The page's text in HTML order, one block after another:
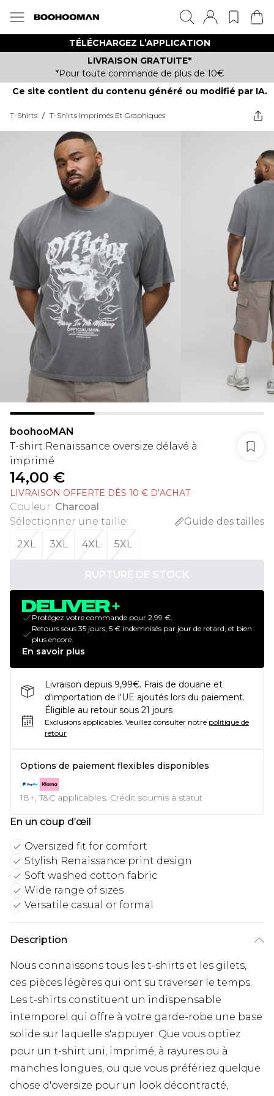
TÉLÉCHARGEZ L’APPLICATION
LIVRAISON GRATUITE*
*Pour toute commande de plus de 10€
Ce site contient du contenu généré ou modifié par IA.
T-Shirts / T-Shirts Imprimés Et Graphiques
boohooMAN
T-shirt Renaissance oversize délavé à
imprimé
14,00 €
LIVRAISON OFFERTE DÈS 10 € D’ACHAT
Couleur: Charcoal
Sélectionner une taille:
Guide des tailles
2XL
3XL 4XL 5XL
RUPTURE DE STOCK
Protégez votre commande pour 2,99 €.
Retours sous 35 jours, 5 € indemnisés par jour de retard, et bien
plus encore.
En savoir plus
Livraison depuis 9,99€. Frais de douane et
d'importation de l'UE ajoutés lors du paiement.
Éligible au retour sous 21 jours
Exclusions applicables. Veuillez consulter notre politique de
retour
Options de paiement flexibles disponibles
18+, T&C applicables. Crédit soumis à statut
En un coup d’œil
Oversized fit for comfort
Stylish Renaissance print design
Soft washed cotton fabric
Wide range of sizes
Versatile casual or formal
Description
Nous connaissons tous les t-shirts et les gilets,
ces pièces légères qui ont su traverser le temps.
Les t-shirts constituent un indispensable
intemporel qui offre à votre garde-robe une base
solide sur laquelle s'appuyer. Que vous optiez
pour un t-shirt uni, imprimé, à rayures ou à
manches longues, ou que vous préfériez quelque
chose d'oversize pour un look décontracté,